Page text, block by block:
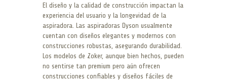
El diseño y la calidad de construcción impactan la
experiencia del usuario y la longevidad de la
aspiradora. Las aspiradoras Dyson usualmente
cuentan con diseños elegantes y modernos con
construcciones robustas, asegurando durabilidad.
Los modelos de Zoker, aunque bien hechos, pueden
no sentirse tan premium pero aún ofrecen
construcciones confiables y diseños fáciles de